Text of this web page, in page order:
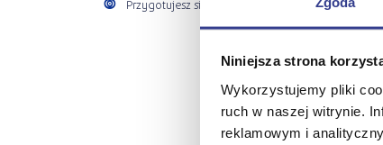
Niniejsza strona
Wykorzystujemy pliki
ruch w naszej witrynie.
reklamowym i
Przygotujesz się do rekrutacji.